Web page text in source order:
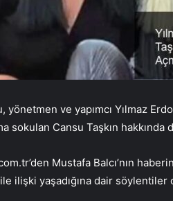
yönetmen ve yapımcı Yılmaz
sokulan Cansu Taşkın hakkında
Mustafa Balcı’nın
ilişki yaşadığına dair söylentiler